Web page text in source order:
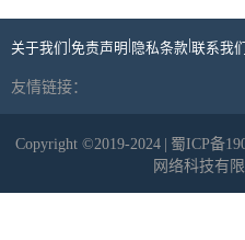
关于我们 免责声明 隐私条款 联系我们
友情链接：
Copyright ©2019-2024 蜀ICP备
网络科技有